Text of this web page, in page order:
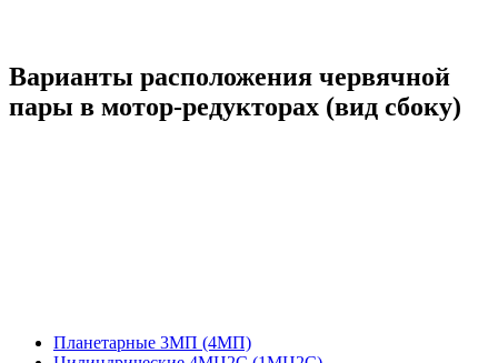
Варианты расположения червячной
пары в мотор-редукторах (вид сбоку)
Планетарные 3МП (4МП)